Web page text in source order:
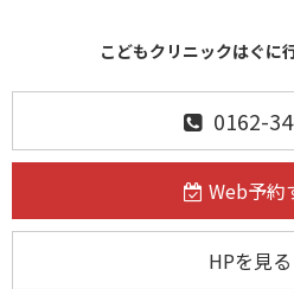
こどもクリニックはぐに
0162-
Web予約
HPを見る